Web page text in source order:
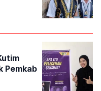
Pemkab